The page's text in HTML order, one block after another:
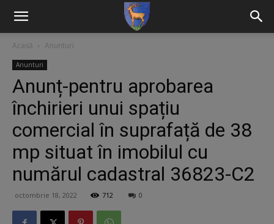
Acasă Anunturi
Anunturi
Anunț-pentru aprobarea
închirieri unui spațiu
comercial în suprafață de 38
mp situat în imobilul cu
numărul cadastral 36823-C2
octombrie 18, 2022 712 0